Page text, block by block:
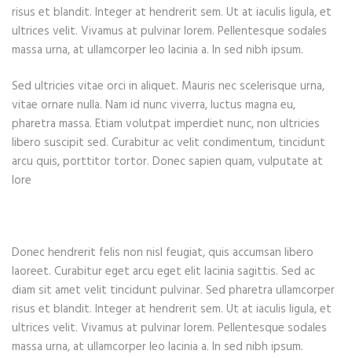
risus et blandit. Integer at hendrerit sem. Ut at iaculis ligula, et
ultrices velit. Vivamus at pulvinar lorem. Pellentesque sodales
massa urna, at ullamcorper leo lacinia a. In sed nibh ipsum.
Sed ultricies vitae orci in aliquet. Mauris nec scelerisque urna,
vitae ornare nulla. Nam id nunc viverra, luctus magna eu,
pharetra massa. Etiam volutpat imperdiet nunc, non ultricies
libero suscipit sed. Curabitur ac velit condimentum, tincidunt
arcu quis, porttitor tortor. Donec sapien quam, vulputate at
lore
Donec hendrerit felis non nisl feugiat, quis accumsan libero
laoreet. Curabitur eget arcu eget elit lacinia sagittis. Sed ac
diam sit amet velit tincidunt pulvinar. Sed pharetra ullamcorper
risus et blandit. Integer at hendrerit sem. Ut at iaculis ligula, et
ultrices velit. Vivamus at pulvinar lorem. Pellentesque sodales
massa urna, at ullamcorper leo lacinia a. In sed nibh ipsum.